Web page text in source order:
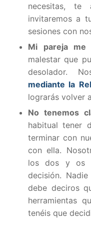
necesitas, te
invitaremos a
sesiones con
Mi pareja me
malestar que
desolador.
mediante la
lograrás volver
No tenemos
habitual tener
terminar con
con ella.
los dos y os
decisión.
debe deciros
herramientas
tenéis que